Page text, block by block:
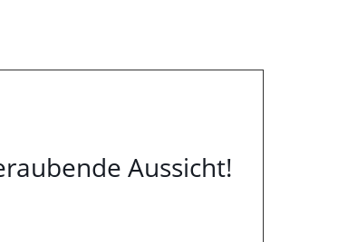
Aussicht!